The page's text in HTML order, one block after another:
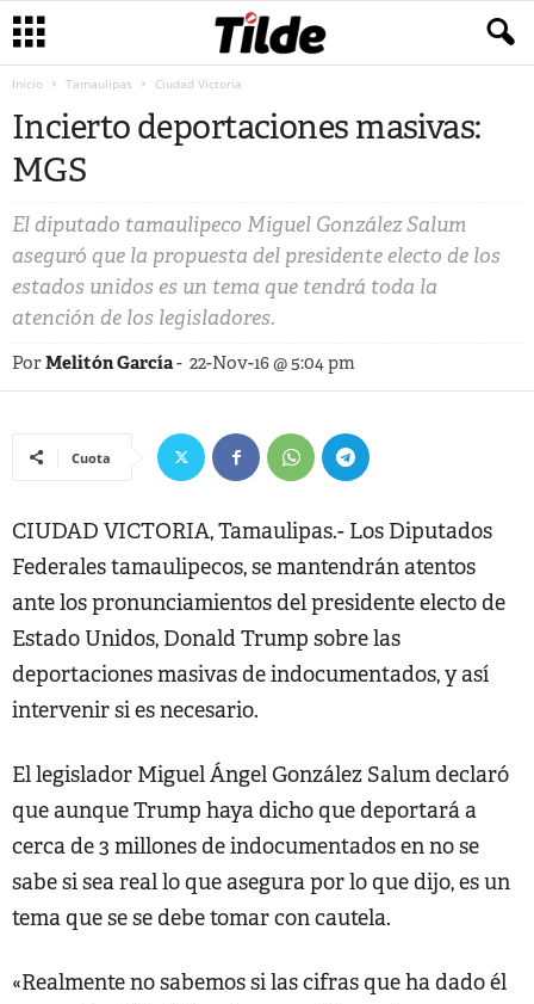
Inicio Tamaulipas Ciudad Victoria
Incierto deportaciones masivas:
MGS
El diputado tamaulipeco Miguel González Salum
aseguró que la propuesta del presidente electo de los
estados unidos es un tema que tendrá toda la
atención de los legisladores.
PorMelitón García- 22-Nov-16 @ 5:04 pm
Cuota
CIUDAD VICTORIA, Tamaulipas.- Los Diputados
Federales tamaulipecos, se mantendrán atentos
ante los pronunciamientos del presidente electo de
Estado Unidos, Donald Trump sobre las
deportaciones masivas de indocumentados, y así
intervenir si es necesario.
El legislador Miguel Ángel González Salum declaró
que aunque Trump haya dicho que deportará a
cerca de 3 millones de indocumentados en no se
sabe si sea real lo que asegura por lo que dijo, es un
tema que se se debe tomar con cautela.
«Realmente no sabemos si las cifras que ha dado él